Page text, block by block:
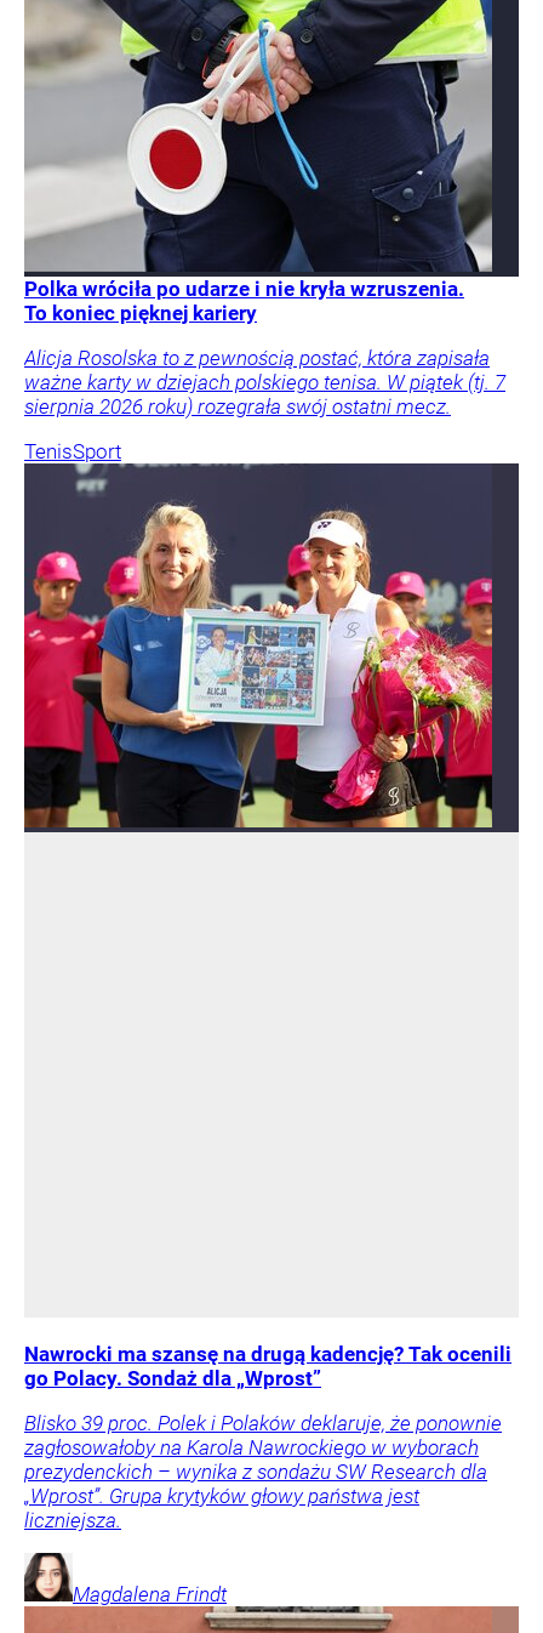
Polka wróciła po udarze i nie kryła wzruszenia.
To koniec pięknej kariery
Alicja Rosolska to z pewnością postać, która zapisała
ważne karty w dziejach polskiego tenisa. W piątek (tj. 7
sierpnia 2026 roku) rozegrała swój ostatni mecz.
TenisSport
Nawrocki ma szansę na drugą kadencję? Tak ocenili
go Polacy. Sondaż dla „Wprost”
Blisko 39 proc. Polek i Polaków deklaruje, że ponownie
zagłosowałoby na Karola Nawrockiego w wyborach
prezydenckich – wynika z sondażu SW Research dla
„Wprost”. Grupa krytyków głowy państwa jest
liczniejsza.
Magdalena Frindt